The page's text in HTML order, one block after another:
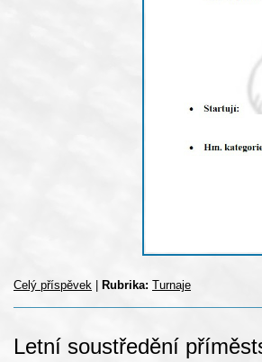
Celý příspěvek Rubrika: Turnaje
Letní soustředění